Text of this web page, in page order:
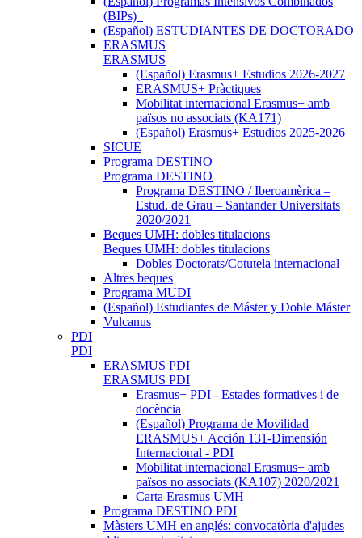
(BIPs)_
(Español) ESTUDIANTES DE DOCTORADO
ERASMUS
ERASMUS
(Español) Erasmus+ Estudios 2026-2027
ERASMUS+ Pràctiques
Mobilitat internacional Erasmus+ amb
països no associats (KA171)
(Español) Erasmus+ Estudios 2025-2026
SICUE
Programa DESTINO
Programa DESTINO
Programa DESTINO / Iberoamèrica –
Estud. de Grau – Santander Universitats
2020/2021
Beques UMH: dobles titulacions
Beques UMH: dobles titulacions
Dobles Doctorats/Cotutela internacional
Altres beques
Programa MUDI
(Español) Estudiantes de Máster y Doble Máster
Vulcanus
PDI
PDI
ERASMUS PDI
ERASMUS PDI
Erasmus+ PDI - Estades formatives i de
docència
(Español) Programa de Movilidad
ERASMUS+ Acción 131-Dimensión
Internacional - PDI
Mobilitat internacional Erasmus+ amb
països no associats (KA107) 2020/2021
Carta Erasmus UMH
Programa DESTINO PDI
Màsters UMH en anglés: convocatòria d'ajudes